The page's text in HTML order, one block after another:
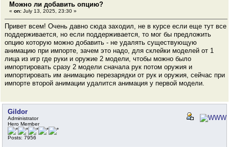
Можно ли добавить опцию?
« on: July 13, 2025, 23:30 »
Привет всем! Очень давно сюда заходил, не в курсе если еще тут все
поддерживается, но если поддерживается, то мог бы предложить
опцию которую можно добавить - не удалять существующую
анимацию при импорте, зачем это надо, для склейки моделей от 1
лица из игр где руки и оружие 2 модели, чтобы можно было
импортировать сразу 2 модели сначала рук потом оружия и
импортировать им анимацию перезарядки от рук и оружия, сейчас при
импорте второй анимации удалится анимация у первой модели.
Gildor
Administrator
Hero Member
Posts: 7956